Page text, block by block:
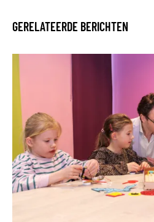
GERELATEERDE BERICHTEN